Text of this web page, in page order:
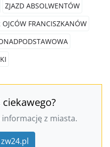
ZJAZD ABSOLWENTÓW
OJCÓW FRANCISZKANÓW
ciekawego?
z miasta.